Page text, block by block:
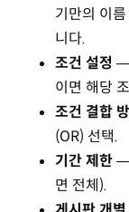
기만의 이
니다.
조건 설정 —
이면 해당
조건 결합
(OR) 선택.
기간 제한—
면 전체).